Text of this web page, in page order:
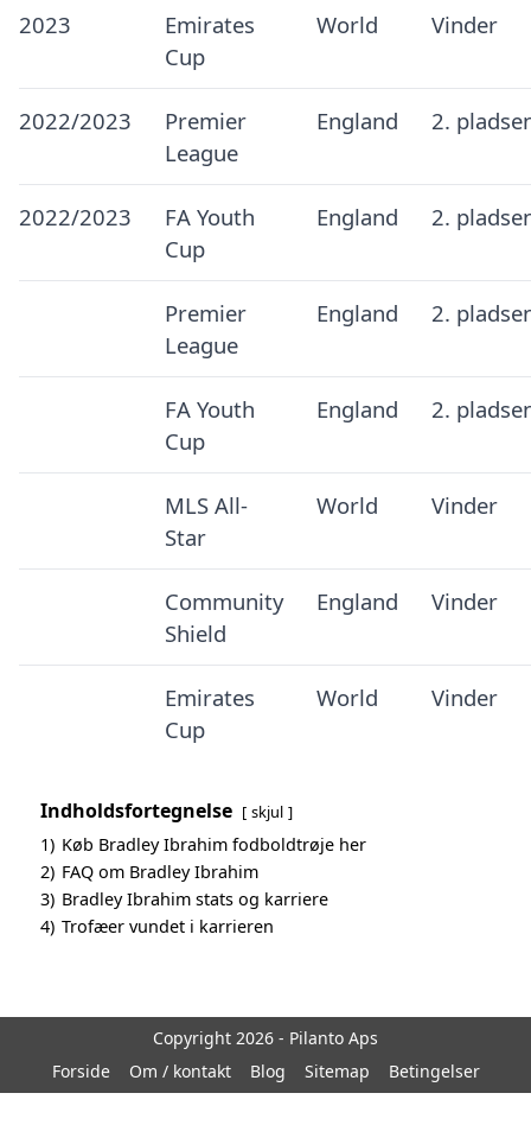
2023
Emirates
Cup
World Vinder
2022/2023
Premier
League
England 2.
2022/2023
FA Youth
Cup
England 2.
Premier
League
England 2.
FA Youth
Cup
England 2.
MLS All-
Star
World Vinder
Community
Shield
England Vinder
Emirates
Cup
World Vinder
Indholdsfortegnelse skjul
1) Køb Bradley Ibrahim fodboldtrøje her
2) FAQ om Bradley Ibrahim
3) Bradley Ibrahim stats og karriere
4) Trofæer vundet i karrieren
Copyright 2026 - Pilanto Aps
Forside
Om / kontakt Blog Sitemap Betingelser